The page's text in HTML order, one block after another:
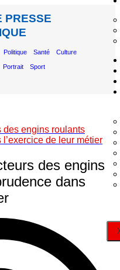
PRESSE
Politique Santé Culture
Portrait Sport
des engins roulants
de leur métier
des engins
dans